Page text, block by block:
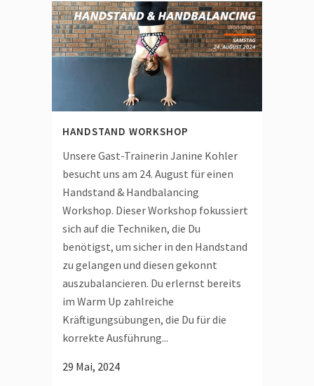
HANDSTAND WORKSHOP
Unsere Gast-Trainerin Janine Kohler
besucht uns am 24. August für einen
Handstand & Handbalancing
Workshop. Dieser Workshop fokussiert
sich auf die Techniken, die Du
benötigst, um sicher in den Handstand
zu gelangen und diesen gekonnt
auszubalancieren. Du erlernst bereits
im Warm Up zahlreiche
Kräftigungsübungen, die Du für die
korrekte Ausführung...
29 Mai, 2024